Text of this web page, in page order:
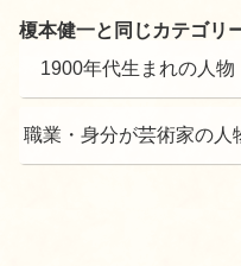
榎本健一と同じカテゴリ
1900年代生まれの人物
職業・身分が芸術家の人